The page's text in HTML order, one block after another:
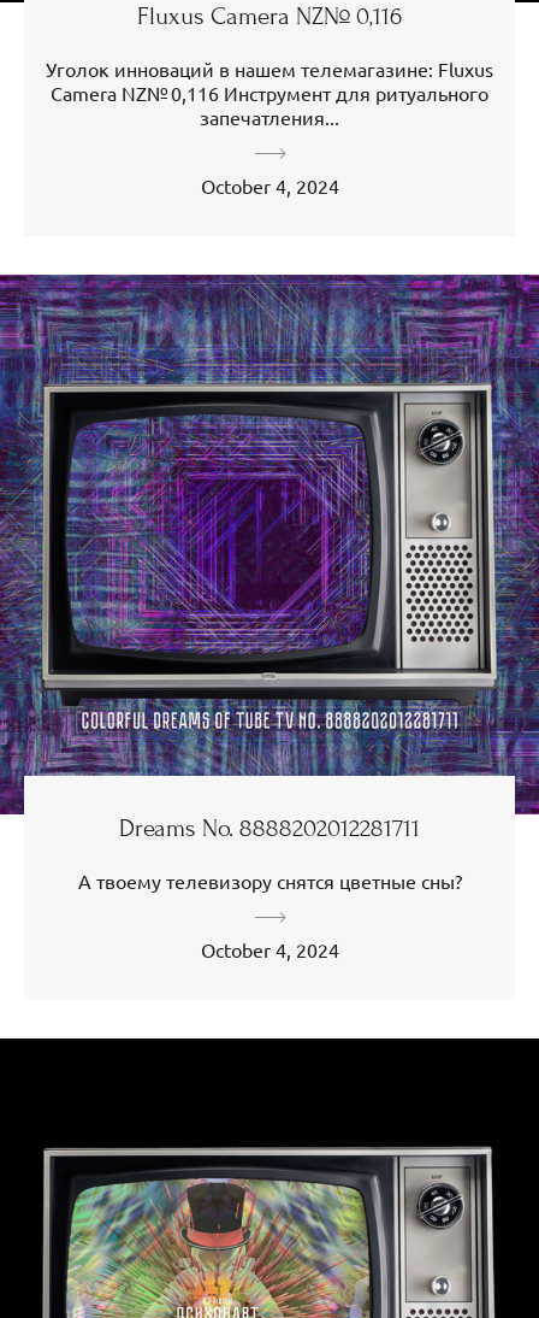
Fluxus Camera NZ№ 0,116
Уголок инноваций в нашем телемагазине: Fluxus
Camera NZ№ 0,116 Инструмент для ритуального
запечатления...
October 4, 2024
Dreams No. 8888202012281711
А твоему телевизору снятся цветные сны?
October 4, 2024